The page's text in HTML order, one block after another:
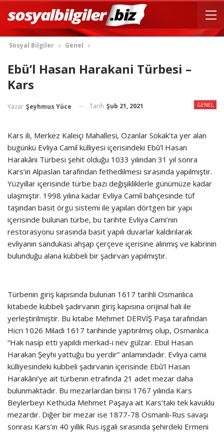
Sosyal Bilgiler Genel
Ebü’l Hasan Harakani Türbesi –
Kars
GENEL
Yazar Şeyhmus Yüce Tarih Şub 21, 2021
Kars ili, Merkez Kaleiçi Mahallesi, Ozanlar Sokak’ta yer alan
bugünkü Evliya Camiî külliyesi içerisindeki Ebû’l Hasan
Harakâni Türbesi şehit olduğu 1033 yılından 31 yıl sonra
Kars’ın Alpaslan tarafından fethedilmesi sırasında yapılmıştır.
Yüzyıllar içerisinde türbe bazı değişikliklerle günümüze kadar
ulaşmıştır. 1998 yılına kadar Evliya Camiî bahçesinde tüf
taşından basit örgü sistemi ile yapılan dörtgen bir yapı
içerisinde bulunan türbe, bu tarihte Evliya Cami’nin
restorasyonu sırasında basit yapılı duvarlar kaldırılarak
evliyanın sandukası ahşap çerçeve içerisine alınmış ve kabrinin
bulunduğu alana kubbeli bir şadırvan yapılmıştır.
Türbenin giriş kapısında bulunan 1617 tarihli Osmanlıca
kitabede kubbeli şadırvanın giriş kapısına orijinal hali ile
yerleştirilmiştir. Bu kitabe Mehmet DERVİŞ Paşa tarafından
Hicri 1026 Miladi 1617 tarihinde yaptırılmış olup, Osmanlıca
“Hak nasip etti yapıldı merkad-i nev gülzar. Ebul Hasan
Harakan Şeyhi yattuğu bu yerdir” anlamındadır. Evliya camii
külliyesindeki kubbeli şadırvanın içerisinde Ebû’l Hasan
Harakâni’ye ait türbenin etrafında 21 adet mezar daha
bulunmaktadır. Bu mezarlardan birisi 1767 yılında Kars
Beylerbeyi Kethüda Mehmet Paşaya ait Kars’taki tek kavuklu
mezardır. Diğer bir mezar ise 1877-78 Osmanlı-Rus savaşı
sonrası Kars’ın 40 yıllık Rus işgali sırasında şehirdeki Ermeni